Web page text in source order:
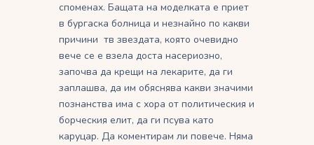
споменах. Бащата на моделката е приет
в бургаска болница и незнайно по какви
причини тв звездата, която очевидно
вече се е взела доста насериозно,
започва да крещи на лекарите, да ги
заплашва, да им обяснява какви значими
познанства има с хора от политическия и
борческия елит, да ги псува като
каруцар. Да коментирам ли повече. Няма